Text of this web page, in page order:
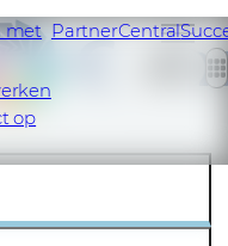
met PartnerCentral
op